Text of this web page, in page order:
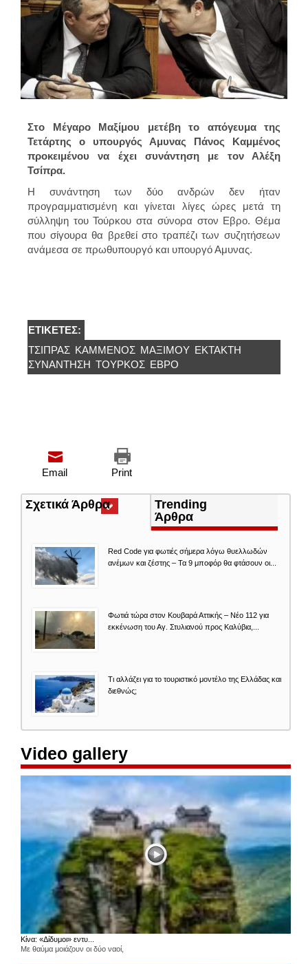
Στο Μέγαρο Μαξίμου μετέβη το απόγευμα της
Τετάρτης ο υπουργός Αμυνας Πάνος Καμμένος
προκειμένου να έχει συνάντηση με τον Αλέξη
Τσίπρα.
Η συνάντηση των δύο ανδρών δεν ήταν
προγραμματισμένη και γίνεται λίγες ώρες μετά τη
σύλληψη του Τούρκου στα σύνορα στον Εβρο. Θέμα
που σίγουρα θα βρεθεί στο τραπέζι των συζητήσεων
ανάμεσα σε πρωθυπουργό και υπουργό Αμυνας.
ΕΤΙΚΈΤΕΣ:
ΤΣΊΠΡΑΣ ΚΑΜΜΕΝΟΣ ΜΑΞΊΜΟΥ ΈΚΤΑΚΤΗ
ΣΥΝΆΝΤΗΣΗ ΤΟΎΡΚΟΣ ΈΒΡΟ
Print
Email
Σχετικά Άρθρα(ενεργή
καρτέλα)
Trending
Άρθρα
Red Code για φωτιές σήμερα λόγω θυελλωδών
ανέμων και ζέστης – Τα 9 μποφόρ θα φτάσουν οι...
Φωτιά τώρα στον Κουβαρά Αττικής – Νέο 112 για
εκκένωση του Αγ. Στυλιανού προς Καλύβια,...
Τι αλλάζει για το τουριστικό μοντέλο της Ελλάδας και
διεθνώς;
Video gallery
Κίνα: «Δίδυμοι» εντυ...
Με θαύμα μοιάζουν οι δύο ναοί,